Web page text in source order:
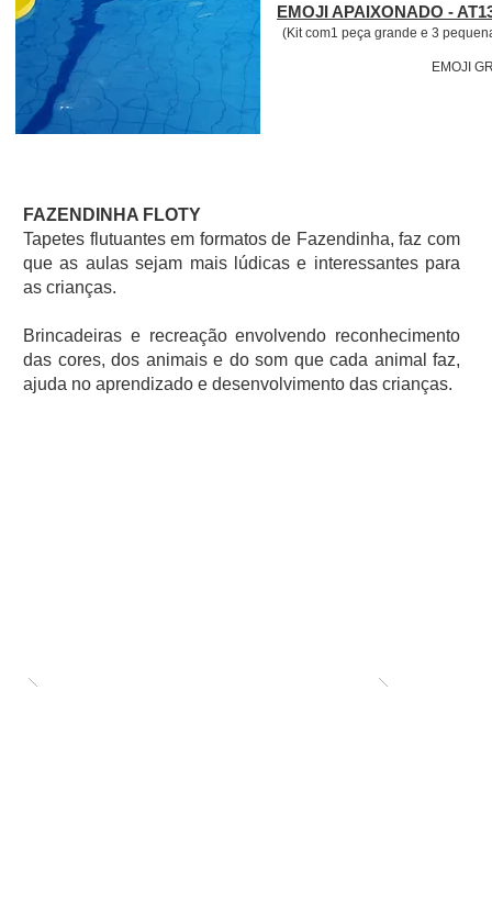
EMOJI APAIXONADO -
(Kit com1 peça grande e 3
EMOJI
FAZENDINHA FLOTY
Tapetes flutuantes em formatos de Fazendinha, faz com
que as aulas sejam mais lúdicas e interessantes para
as crianças.
Brincadeiras e recreação envolvendo reconhecimento
das cores, dos animais e do som que cada animal faz,
ajuda no aprendizado e desenvolvimento das crianças.